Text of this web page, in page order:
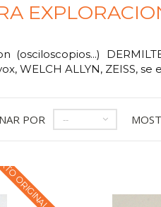
(osciloscopios...)
WELCH ALLYN, ZEISS,
POR --
ORIGINAL EN